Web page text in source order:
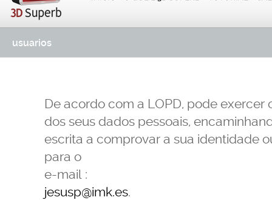
usuarios
De acordo com a LOPD, pode
dos seus dados pessoais,
escrita a comprovar a sua identidade
para o
e-mail :
jesusp@imk.es.